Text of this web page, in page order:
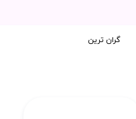
گران ترین